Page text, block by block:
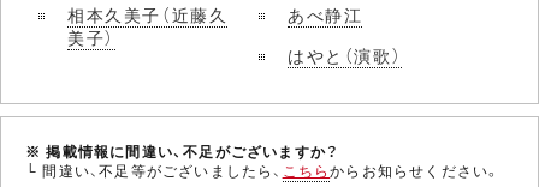
相本久美子（近藤久
美子）
あべ静江
はやと（演歌）
※ 掲載情報に間違い、不足がございますか？
└ 間違い、不足等がございましたら、 こちらからお知らせください。